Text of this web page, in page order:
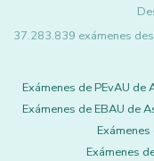
37.283.839 exámenes
Exámenes de PEvAU de
Exámenes de EBAU de
Exámenes